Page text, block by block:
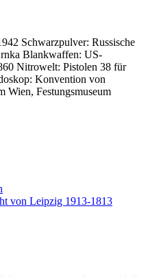
Schwarzpulver: Russische
Blankwaffen: US-
Nitrowelt: Pistolen 38 für
Konvention von
Wien, Festungsmuseum